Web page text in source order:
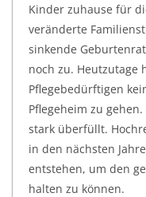
Kinder zuhause für
veränderte
sinkende
noch zu. Heutzutage
Pflegebedürftigen
Pflegeheim zu
stark überfüllt.
in den nächsten
entstehen, um den
halten zu können.